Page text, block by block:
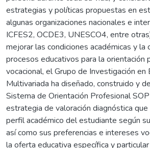
estrategias y políticas propuestas en
algunas organizaciones nacionales e
ICFES2, OCDE3, UNESCO4, entre
mejorar las condiciones académicas y la
procesos educativos para la orientación
vocacional, el Grupo de Investigación en
Multivariada ha diseñado, construido y
Sistema de Orientación Profesional
estrategia de valoración diagnóstica
perfil académico del estudiante según
así como sus preferencias e intereses
la oferta educativa específica y